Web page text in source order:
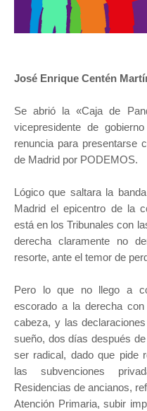
José Enrique Centén
Se abrió la «Caja de
vicepresidente de
renuncia para presentarse
de Madrid por PODEMOS.
Lógico que saltara la
Madrid el epicentro de la
está en los Tribunales con
derecha claramente no
resorte, ante el temor de
Pero lo que no llego a
escorado a la derecha
cabeza, y las
sueño, dos días después
ser radical, dado que pide
las subvenciones
Residencias de ancianos,
Atención Primaria, subir